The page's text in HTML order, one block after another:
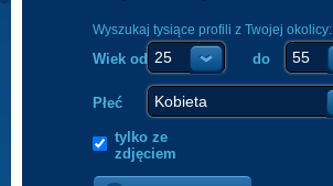
Wyszukaj tysiące profili z Twojej okolicy:
Wiek od do
Płeć
tylko ze
zdjęciem